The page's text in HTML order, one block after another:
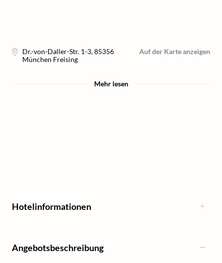
Dr.-von-Daller-Str. 1-3,85356
München Freising
Auf der Karte anzeigen
Mehr lesen
Hotelinformationen
Angebotsbeschreibung